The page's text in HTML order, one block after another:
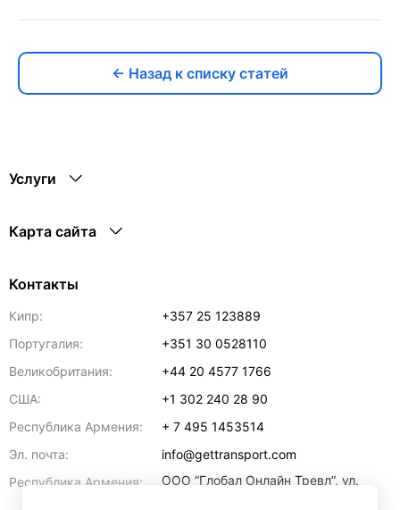
← Назад к списку статей
Услуги
Карта сайта
Контакты
Кипр:
+357 25 123889
Португалия:
+351 30 0528110
Великобритания:
+44 20 4577 1766
США:
+1 302 240 28 90
Республика Армения:
+ 7 495 1453514
Эл. почта:
info@gettransport.com
Республика Армения:
ООО “Глобал Онлайн Тревл”, ул.